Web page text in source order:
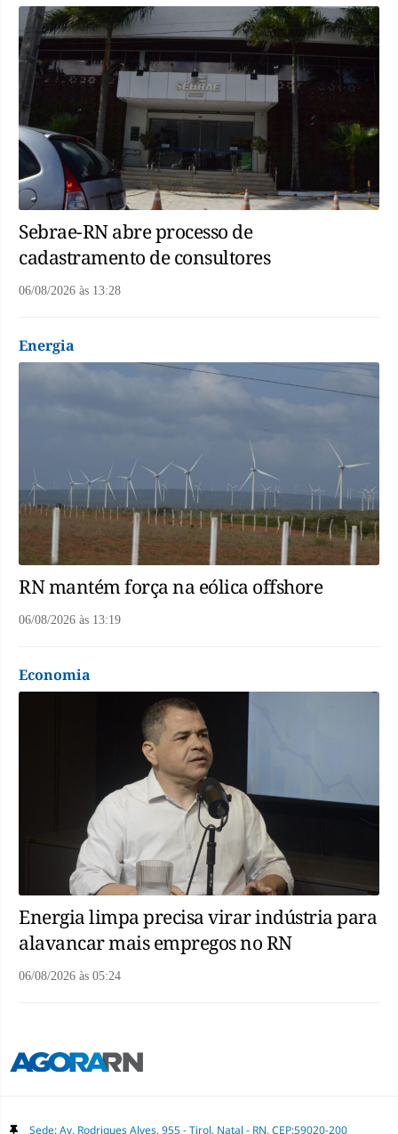
Sebrae-RN abre processo de
cadastramento de consultores
06/08/2026 às 13:28
Energia
RN mantém força na eólica offshore
06/08/2026 às 13:19
Economia
Energia limpa precisa virar indústria para
alavancar mais empregos no RN
06/08/2026 às 05:24
Sede: Av. Rodrigues Alves, 955 - Tirol, Natal - RN, CEP:59020-200